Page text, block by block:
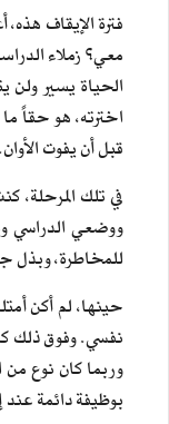
فترة الإيقاف
معي؟ زملاء
الحياة يسير
اخترته، هو حقاً
قبل أن يفوت الأوان.
في تلك
ووضعي الدراسي
للمخاطرة، وبذل
حينها، لم أكن
نفسي. وفوق ذلك
وربما كان نوع
بوظيفة دائمة